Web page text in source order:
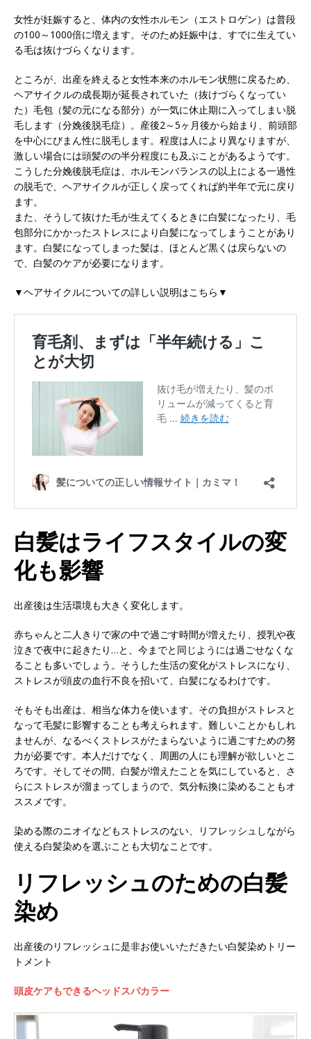
女性が妊娠すると、体内の女性ホルモン（エストロゲン）は普段
の100～1000倍に増えます。そのため妊娠中は、すでに生えてい
る毛は抜けづらくなります。
ところが、出産を終えると女性本来のホルモン状態に戻るため、
ヘアサイクルの成長期が延長されていた（抜けづらくなってい
た）毛包（髪の元になる部分）が一気に休止期に入ってしまい脱
毛します（分娩後脱毛症）。産後2～5ヶ月後から始まり、前頭部
を中心にびまん性に脱毛します。程度は人により異なりますが、
激しい場合には頭髪のの半分程度にも及ぶことがあるようです。
こうした分娩後脱毛症は、ホルモンバランスの以上による一過性
の脱毛で、ヘアサイクルが正しく戻ってくれば約半年で元に戻り
ます。
また、そうして抜けた毛が生えてくるときに白髪になったり、毛
包部分にかかったストレスにより白髪になってしまうことがあり
ます。白髪になってしまった髪は、ほとんど黒くは戻らないの
で、白髪のケアが必要になります。
▼ヘアサイクルについての詳しい説明はこちら▼
白髪はライフスタイルの変
化も影響
出産後は生活環境も大きく変化します。
赤ちゃんと二人きりで家の中で過ごす時間が増えたり、授乳や夜
泣きで夜中に起きたり…と、今までと同じようには過ごせなくな
ることも多いでしょう。そうした生活の変化がストレスになり、
ストレスが頭皮の血行不良を招いて、白髪になるわけです。
そもそも出産は、相当な体力を使います。その負担がストレスと
なって毛髪に影響することも考えられます。難しいことかもしれ
ませんが、なるべくストレスがたまらないように過ごすための努
力が必要です。本人だけでなく、周囲の人にも理解が欲しいとこ
ろです。そしてその間、白髪が増えたことを気にしていると、さ
らにストレスが溜まってしまうので、気分転換に染めることもオ
ススメです。
染める際のニオイなどもストレスのない、リフレッシュしながら
使える白髪染めを選ぶことも大切なことです。
リフレッシュのための白髪
染め
出産後のリフレッシュに是非お使いいただきたい白髪染めトリー
トメント
頭皮ケアもできるヘッドスパカラー